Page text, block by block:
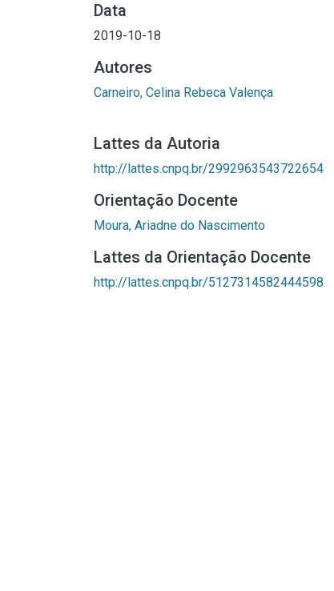
Data
2019-10-18
Autores
Carneiro, Celina Rebeca Valença
Lattes da Autoria
http://lattes.cnpq.br/2992963543722654
Orientação Docente
Moura, Ariadne do Nascimento
Lattes da Orientação Docente
http://lattes.cnpq.br/5127314582444598